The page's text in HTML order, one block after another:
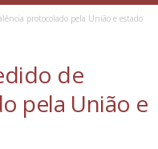
protocolado pela União e estado
de
pela União e